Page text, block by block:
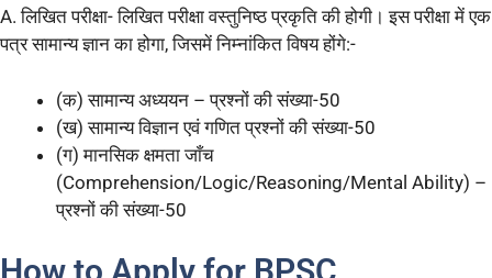
A. लिखित परीक्षा- लिखित परीक्षा वस्तुनिष्ठ प्रकृति की होगी। इस परीक्षा में एक
पत्र सामान्य ज्ञान का होगा, जिसमें निम्नांकित विषय होंगे:-
(क) सामान्य अध्ययन – प्रश्नों की संख्या-50
(ख) सामान्य विज्ञान एवं गणित प्रश्नों की संख्या-50
(ग) मानसिक क्षमता जाँच
(Comprehension/Logic/Reasoning/Mental Ability) –
प्रश्नों की संख्या-50